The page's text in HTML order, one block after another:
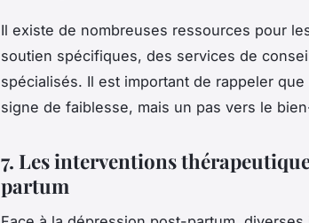
Il existe de nombreuses ressources pour
soutien spécifiques, des services de
spécialisés. Il est important de rappeler
signe de faiblesse, mais un pas vers le
7. Les interventions
partum